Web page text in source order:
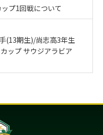
プ1回戦について
(13期生)/尚志高3年生
ップ サウジアラビア